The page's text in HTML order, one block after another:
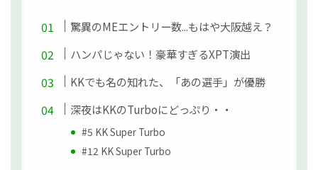
驚異のMEエントリー数...もはや大阪越え？
ハンパじゃない！豪華すぎるXPT演出
KKでも名の知れた、「あの選手」が優勝
深夜はKKのTurboにどっぷり・・
#5 KK Super Turbo
#12 KK Super Turbo